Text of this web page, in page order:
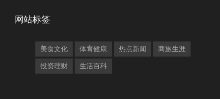
网站标签
美食文化 体育健康 热点新闻 商旅生涯
投资理财 生活百科